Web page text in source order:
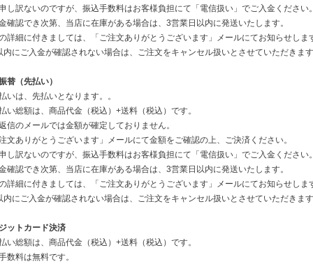
し訳ないのですが、振込手数料はお客様負担にて「電信扱い」でご入金ください
確認でき次第、当店に在庫がある場合は、3営業日以内に発送いたします。
詳細に付きましては、「ご注文ありがとうございます」メールにてお知らせしま
内にご入金が確認されない場合は、ご注文をキャンセル扱いとさせていただきま
替（先払い）
いは、先払いとなります。。
い総額は、商品代金（税込）+送料（税込）です。
信のメールでは金額が確定しておりません。
文ありがとうございます」メールにて金額をご確認の上、ご決済ください。
し訳ないのですが、振込手数料はお客様負担にて「電信扱い」でご入金ください
確認でき次第、当店に在庫がある場合は、3営業日以内に発送いたします。
詳細に付きましては、「ご注文ありがとうございます」メールにてお知らせしま
内にご入金が確認されない場合は、ご注文をキャンセル扱いとさせていただきま
ットカード決済
い総額は、商品代金（税込）+送料（税込）です。
数料は無料です。